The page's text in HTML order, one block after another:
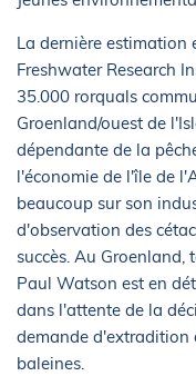
La dernière estimation
Freshwater Research
35.000 rorquals
Groenland/ouest de
dépendante de la
l'économie de l'île de
beaucoup sur son
d'observation des
succès. Au
Paul Watson est en
dans l'attente de la
demande d'extradition
baleines.